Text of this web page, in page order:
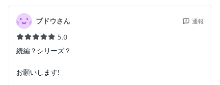
ブドウさん 通報
5.0
続編？シリーズ？
お願いします!